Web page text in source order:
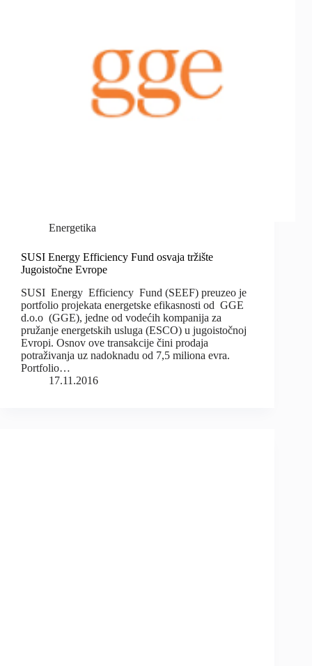
Energetika
SUSI Energy Efficiency Fund osvaja tržište
Jugoistočne Evrope
SUSI Energy Efficiency Fund (SEEF) preuzeo je
portfolio projekata energetske efikasnosti od GGE
d.o.o (GGE), jedne od vodećih kompanija za
pružanje energetskih usluga (ESCO) u jugoistočnoj
Evropi. Osnov ove transakcije čini prodaja
potraživanja uz nadoknadu od 7,5 miliona evra.
Portfolio…
17.11.2016